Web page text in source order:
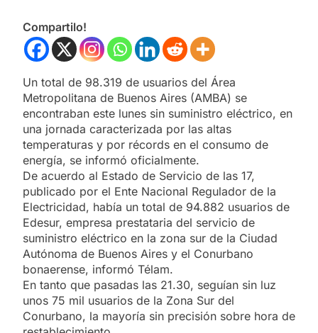
Compartilo!
Un total de 98.319 de usuarios del Área
Metropolitana de Buenos Aires (AMBA) se
encontraban este lunes sin suministro eléctrico, en
una jornada caracterizada por las altas
temperaturas y por récords en el consumo de
energía, se informó oficialmente.
De acuerdo al Estado de Servicio de las 17,
publicado por el Ente Nacional Regulador de la
Electricidad, había un total de 94.882 usuarios de
Edesur, empresa prestataria del servicio de
suministro eléctrico en la zona sur de la Ciudad
Autónoma de Buenos Aires y el Conurbano
bonaerense, informó Télam.
En tanto que pasadas las 21.30, seguían sin luz
unos 75 mil usuarios de la Zona Sur del
Conurbano, la mayoría sin precisión sobre hora de